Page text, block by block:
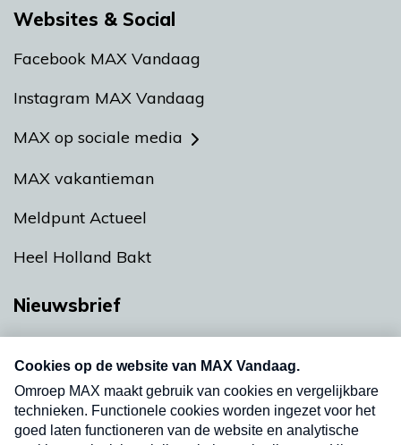
Websites & Social
Facebook MAX Vandaag
Instagram MAX Vandaag
MAX op sociale media
MAX vakantieman
Meldpunt Actueel
Heel Holland Bakt
Nieuwsbrief
nieuwsbrief. Elke vrijdag- en dinsdagochtend in
uw mailbox.
Verzend